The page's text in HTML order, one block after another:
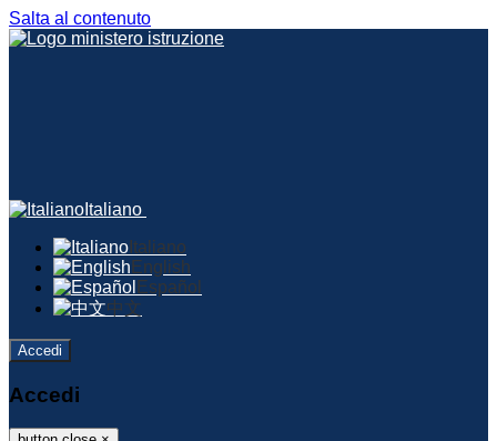
Salta al contenuto
Italiano
Italiano
English
Español
中文
Accedi
Accedi